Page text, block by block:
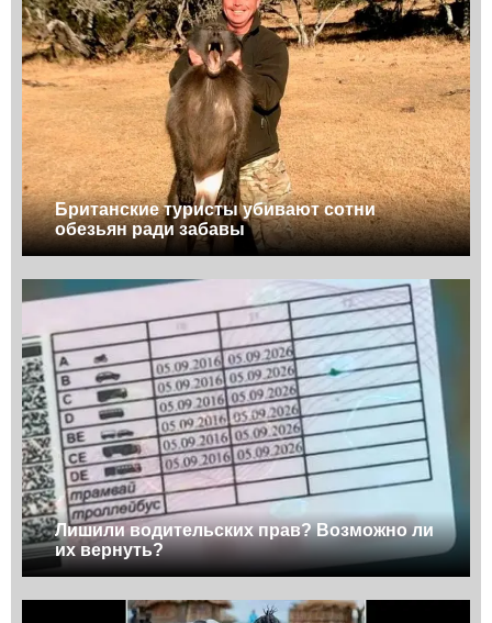
Британские туристы убивают сотни
обезьян ради забавы
Лишили водительских прав? Возможно ли
их вернуть?